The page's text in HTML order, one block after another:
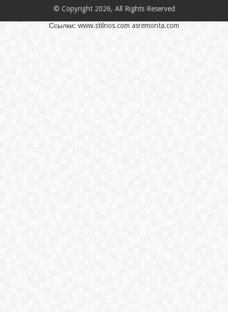
© Copyright 2026, All Rights Reserved
Ссылки: www.stilnos.com asremonta.com